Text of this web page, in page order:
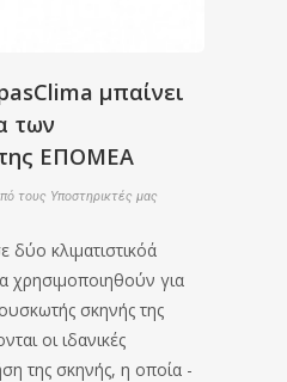
μπαίνει
των
ΕΠΟΜΕΑ
τους Υποστηρικτές μας
δύο κλιματιστικόά
χρησιμοποιηθούν για
σκηνής της
οι ιδανικές
της σκηνής, η οποία -